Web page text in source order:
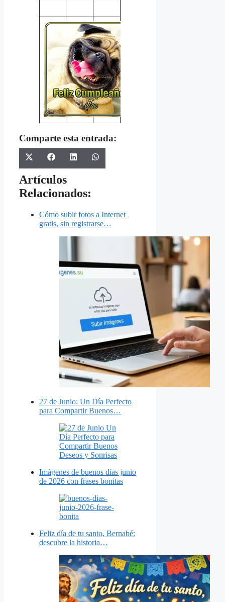
Comparte esta entrada:
Share
Share
FacebookShare
LinkedIn
Artículos
Relacionados:
Cómo subir fotos a Internet
gratis, sin registrarse…
27 de Junio: Un Día Perfecto
para Compartir Buenos…
Imágenes de buenos días junio
de 2026 con frases bonitas
Feliz día de tu santo, Bernabé:
descubre la historia…